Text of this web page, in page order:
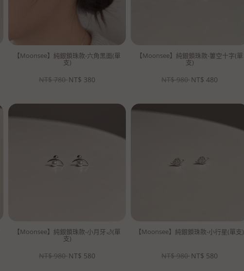
【Moonsee】純銀鎖珠款-六角黑面(單
支)
NT$ 780 NT$ 380
【Moonsee】純銀鎖珠款-簍空十字(單
支)
NT$ 980 NT$ 480
【Moonsee】純銀鎖珠款-小月牙🌙(單
支)
NT$ 980 NT$ 580
【Moonsee】純銀鎖珠款-小行星(單支)
NT$ 980 NT$ 580